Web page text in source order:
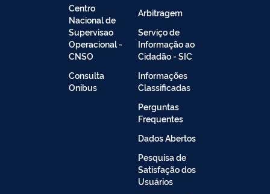
Centro
Nacional de
Supervisao
Operacional -
CNSO
Consulta
Onibus
Arbitragem
Serviço de
Informação ao
Cidadão - SIC
Informações
Classificadas
Perguntas
Frequentes
Dados Abertos
Pesquisa de
Satisfação dos
Usuários